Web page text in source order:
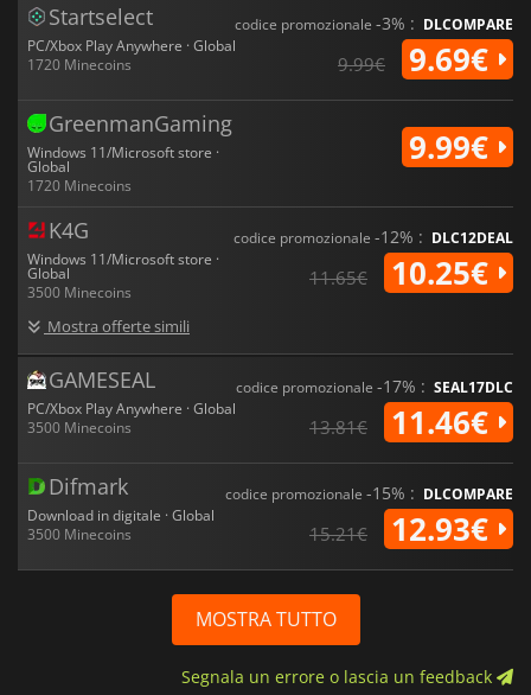
Startselect
PC/Xbox Play Anywhere · Global
1720 Minecoins
codice promozionale -3% : DLCOMPARE
9.99€ 9.69€
GreenmanGaming
Windows 11/Microsoft store ·
Global
1720 Minecoins
9.99€
K4G
Windows 11/Microsoft store ·
Global
3500 Minecoins
Mostra offerte simili
codice promozionale -12% : DLC12DEAL
11.65€ 10.25€
GAMESEAL
PC/Xbox Play Anywhere · Global
3500 Minecoins
codice promozionale -17% : SEAL17DLC
13.81€ 11.46€
Difmark
Download in digitale · Global
3500 Minecoins
codice promozionale -15% : DLCOMPARE
15.21€ 12.93€
MOSTRA TUTTO
Segnala un errore o lascia un feedback